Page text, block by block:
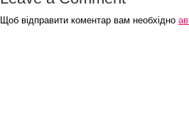
Щоб відправити коментар вам необхідно